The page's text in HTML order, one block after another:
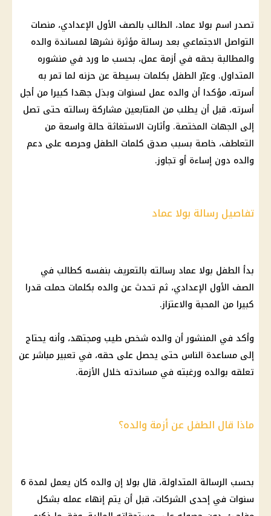
تصدر اسم بولا عماد، الطالب بالصف الأول الإعدادي، منصات
التواصل الاجتماعي بعد رسالة مؤثرة نشرها لمساندة والده
والمطالبة بحقه في أزمة عمل، بحسب ما ورد في منشوره
المتداول. وعبّر الطفل بكلمات بسيطة عن حزنه لما تمر به
أسرته، مؤكدا أن والده عمل لسنوات وبذل جهدا كبيرا من أجل
أسرته، قبل أن يطلب من المتابعين مشاركة رسالته حتى تصل
إلى الجهات المختصة. وأثارت الاستغاثة حالة واسعة من
التعاطف، خاصة بسبب صدق كلمات الطفل وحرصه على دعم
والده دون إساءة أو تجاوز.
تفاصيل رسالة بولا عماد
بدأ الطفل بولا عماد رسالته بالتعريف بنفسه كطالب في
الصف الأول الإعدادي، ثم تحدث عن والده بكلمات حملت قدرا
كبيرا من المحبة والاعتزاز.
وأكد في المنشور أن والده شخص طيب ومجتهد، وأنه يحتاج
إلى مساعدة الناس حتى يحصل على حقه، في تعبير مباشر عن
تعلقه بوالده ورغبته في مساندته خلال الأزمة.
ماذا قال الطفل عن أزمة والده؟
بحسب الرسالة المتداولة، قال بولا إن والده كان يعمل لمدة 6
سنوات في إحدى الشركات، قبل أن يتم إنهاء عمله بشكل